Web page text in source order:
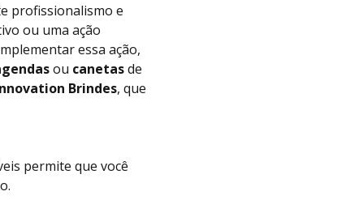
profissionalismo e
ou uma ação
essa ação,
ou canetasde
Brindes, que
permite que você